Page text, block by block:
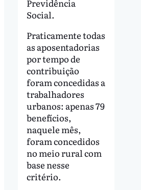
Previdência
Social.
Praticamente todas
as aposentadorias
por tempo de
contribuição
foram concedidas a
trabalhadores
urbanos: apenas 79
benefícios,
naquele mês,
foram concedidos
no meio rural com
base nesse
critério.